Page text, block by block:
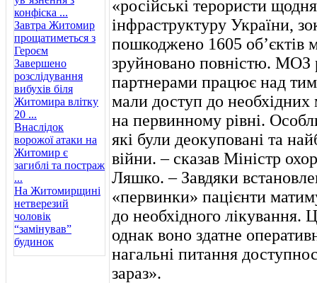
конфіска ...
Завтра Житомир
прощатиметься з
Героєм
Завершено
розслідування
вибухів біля
Житомира влітку
20 ...
Внаслідок
ворожої атаки на
Житомир є
загиблі та постраж
...
На Житомирщині
нетверезий
чоловік
“замінував”
будинок
«російські терористи
інфраструктуру України,
пошкоджено 1605 об’єктів
зруйновано повністю.
партнерами працює над
мали доступ до необхідних
на первинному рівні.
які були деокуповані та
війни. – сказав Міністр
Ляшко. – Завдяки
«первинки» пацієнти
до необхідного лікування.
однак воно здатне
нагальні питання
зараз».